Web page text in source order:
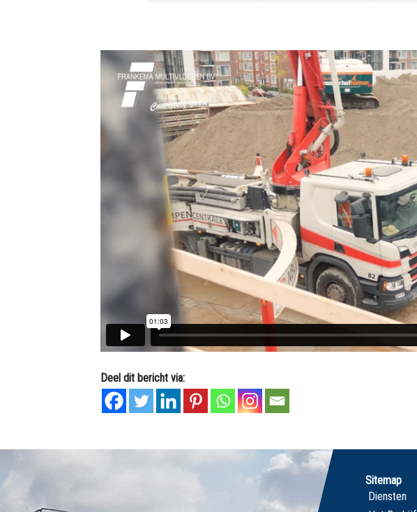
Deel dit bericht via:
Sitemap
Diensten